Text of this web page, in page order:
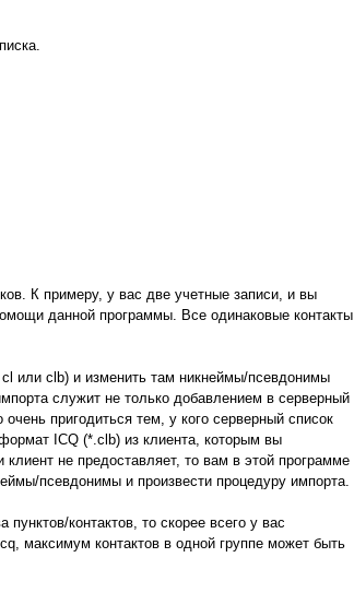
К примеру, у вас две учетные записи, и вы
данной программы. Все одинаковые контакты
или clb) и изменить там никнеймы/псевдонимы
служит не только добавлением в серверный
пригодиться тем, у кого серверный список
ICQ (*.clb) из клиента, которым вы
не предоставляет, то вам в этой программе
псевдонимы и произвести процедуру импорта.
контактов, то скорее всего у вас
максимум контактов в одной группе может быть